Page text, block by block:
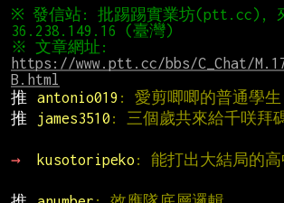
※ 發信站: 批踢踢實業坊(ptt.cc),
https://www.ptt.cc/bbs/C_Chat/
B.html
推
antonio019 : 愛剪唧唧的普通學生
推
james3510 : 三個歲共來給千咲拜
→
kusotoripeko : 能打出大結局的高